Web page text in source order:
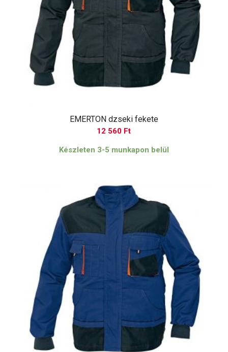
EMERTON dzseki fekete
12 560 Ft
Készleten 3-5 munkapon belül